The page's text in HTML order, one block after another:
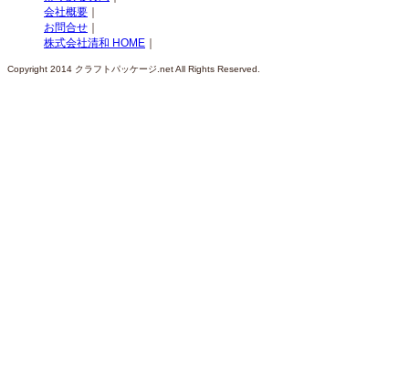
会社概要 ｜
お問合せ ｜
株式会社清和 HOME ｜
Copyright 2014 クラフトパッケージ.net All Rights Reserved.